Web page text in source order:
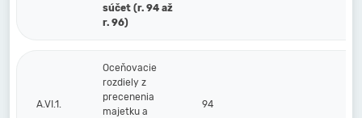
súčet (r. 94 až
r. 96)
A.VI.1.
Oceňovacie
rozdiely z
precenenia
majetku a
94